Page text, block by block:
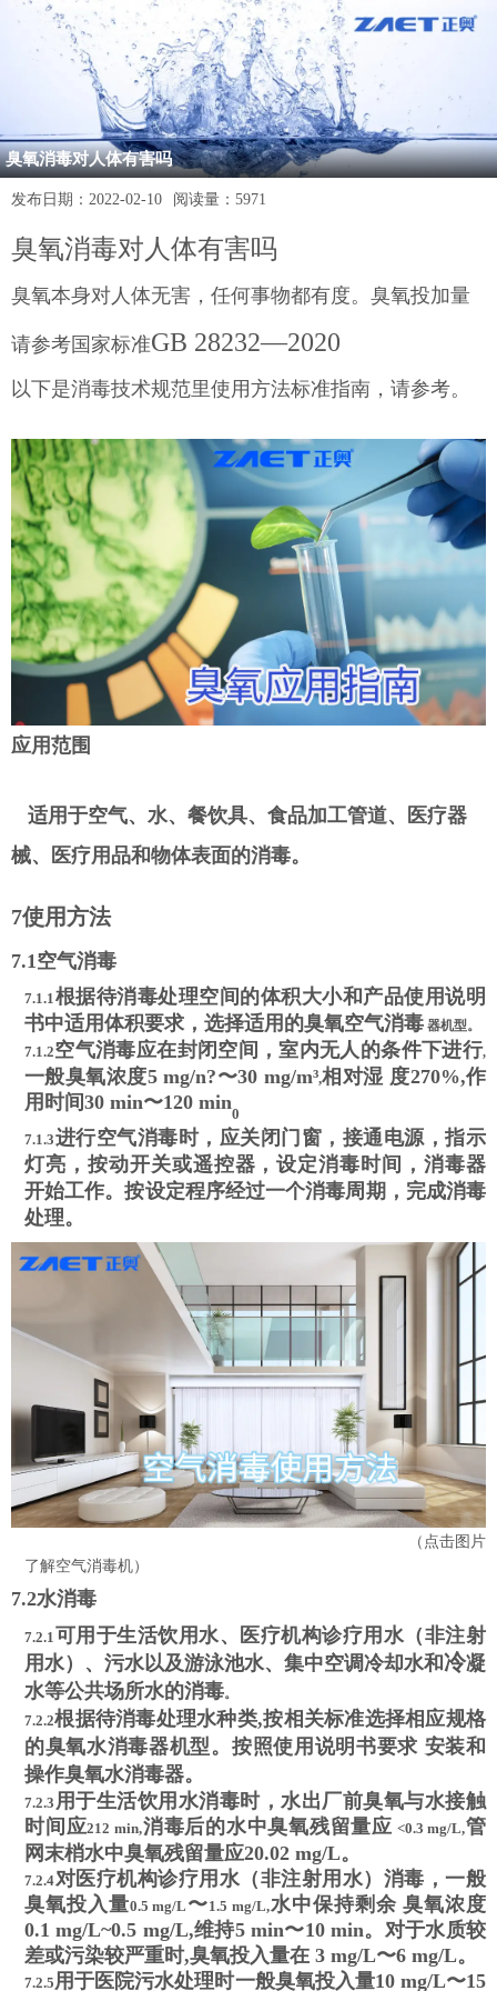
臭氧消毒对人体有害吗
发布日期： 2022-02-10 阅读量： 5971
臭氧消毒对人体有害吗
臭氧本身对人体无害，任何事物都有度。臭氧投加量
请参考国家标准GB 28232—2020
以下是消毒技术规范里使用方法标准指南，请参考。
应用范围
适用于空气、水、餐饮具、食品加工管道、医疗器
械、医疗用品和物体表面的消毒。
7使用方法
7.1 空气消毒
7.1.1 根据待消毒处理空间的体积大小和产品使用说明
书中适用体积要求，选择适用的臭氧空气消毒 器机型。
7.1.2空气消毒应在封闭空间，室内无人的条件下进行,
一般臭氧浓度5 mg/n?〜30 mg/m³,相对湿 度270%,作
用时间30 min〜120 min
0
7.1.3进行空气消毒时，应关闭门窗，接通电源，指示
灯亮，按动开关或遥控器，设定消毒时间，消毒器
开始工作。按设定程序经过一个消毒周期，完成消毒
处理。
（点击图片
了解空气消毒机）
7.2水消毒
7.2.1可用于生活饮用水、医疗机构诊疗用水（非注射
用水）、污水以及游泳池水、集中空调冷却水和冷凝
水等公共场所水的消毒。
7.2.2根据待消毒处理水种类,按相关标准选择相应规格
的臭氧水消毒器机型。按照使用说明书要求 安装和
操作臭氧水消毒器。
7.2.3 用于生活饮用水消毒时，水出厂前臭氧与水接触
时间应212 min,消毒后的水中臭氧残留量应 <0.3 mg/L,管
网末梢水中臭氧残留量应20.02 mg/L。
7.2.4对医疗机构诊疗用水（非注射用水）消毒，一般
臭氧投入量0.5 mg/L 〜1.5 mg/L,水中保持剩余 臭氧浓度
0.1 mg/L~0.5 mg/L,维持5 min〜10 min。 对于水质较
差或污染较严重时,臭氧投入量在 3 mg/L〜6 mg/L。
7.2.5用于医院污水处理时一般臭氧投入量10 mg/L〜15